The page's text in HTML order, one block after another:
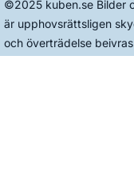
©2025 kuben.se Bilder
är upphovsrättsligen
och överträdelse